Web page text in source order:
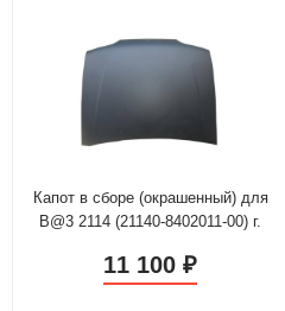
Капот в сборе (окрашенный) для
B@3 2114 (21140-8402011-00) г.
11 100₽